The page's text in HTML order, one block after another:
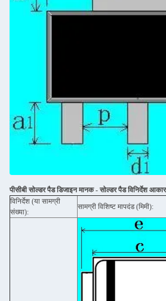
पीसीबी सोल्डर पैड डिजाइन मानक - सोल्डर पैड विनिर्देश
विनिर्देश (या सामग्री
संख्या):
सामग्री विशिष्ट मापदंड (मिमी):